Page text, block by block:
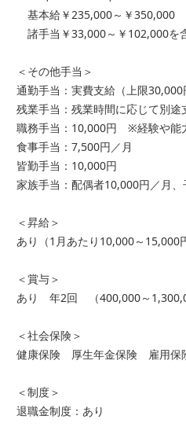
基本給￥235,000～￥350,000
諸手当￥33,000～￥102,000を
＜その他手当＞
通勤手当：実費支給（上限30,000
残業手当：残業時間に応じて別途
職務手当：10,000円 ※経験や能
食事手当：7,500円／月
皆勤手当：10,000円
家族手当：配偶者10,000円／月
＜昇給＞
あり（1月あたり10,000～
＜賞与＞
あり 年2回 （400,000～
＜社会保険＞
健康保険 厚生年金保険 雇用
＜制度＞
退職金制度：あり